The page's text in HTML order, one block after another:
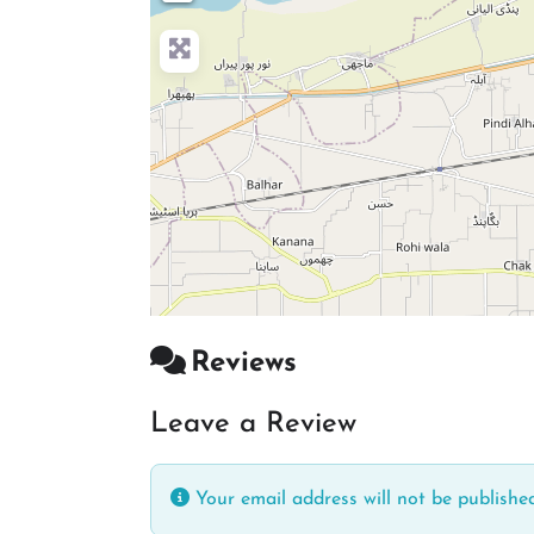
Reviews
Leave a Review
Your email address will not be